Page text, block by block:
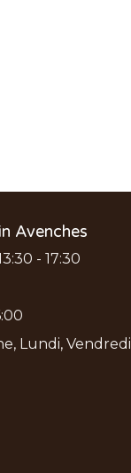
Avenches
- 17:30
Lundi, Vendredi